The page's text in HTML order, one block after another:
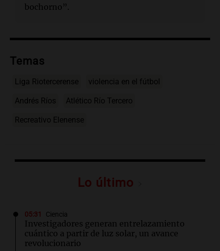
bochorno”.
Temas
Liga Riotercerense violencia en el fútbol
Andrés Ríos Atlético Río Tercero
Recreativo Elenense
Lo último
05:31 Ciencia
Investigadores generan entrelazamiento
cuántico a partir de luz solar, un avance
revolucionario